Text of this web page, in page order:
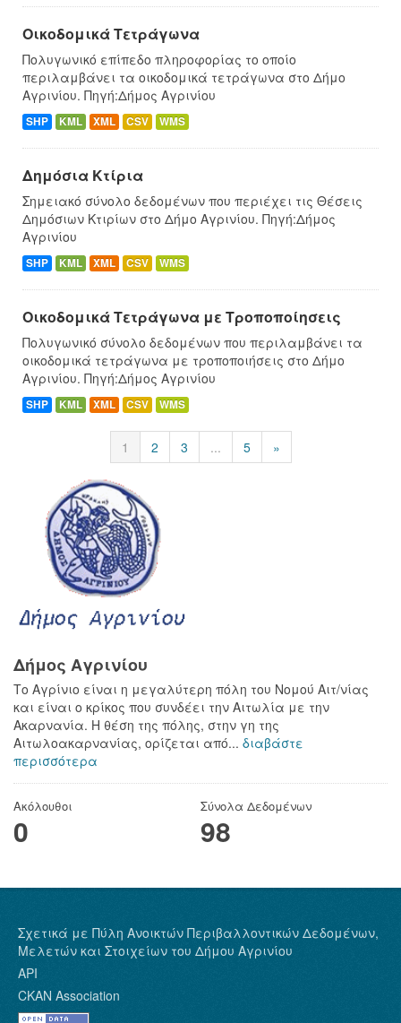
Οικοδομικά Τετράγωνα
Πολυγωνικό επίπεδο πληροφορίας το οποίο
περιλαμβάνει τα οικοδομικά τετράγωνα στο Δήμο
Αγρινίου. Πηγή:Δήμος Αγρινίου
SHP KML XML CSV WMS
Δημόσια Κτίρια
Σημειακό σύνολο δεδομένων που περιέχει τις Θέσεις
Δημόσιων Κτιρίων στο Δήμο Αγρινίου. Πηγή:Δήμος
Αγρινίου
SHP KML XML CSV WMS
Οικοδομικά Τετράγωνα με Τροποποίησεις
Πολυγωνικό σύνολο δεδομένων που περιλαμβάνει τα
οικοδομικά τετράγωνα με τροποποιήσεις στο Δήμο
Αγρινίου. Πηγή:Δήμος Αγρινίου
SHP KML XML CSV WMS
1 2 3 ... 5 »
Δήμος Αγρινίου
Το Αγρίνιο είναι η μεγαλύτερη πόλη του Νομού Αιτ/νίας
και είναι ο κρίκος που συνδέει την Αιτωλία με την
Ακαρνανία. Η θέση της πόλης, στην γη της
Αιτωλοακαρνανίας, ορίζεται από... διαβάστε
περισσότερα
Ακόλουθοι
0
Σύνολα Δεδομένων
98
Σχετικά με Πύλη Ανοικτών Περιβαλλοντικών Δεδομένων,
Μελετών και Στοιχείων του Δήμου Αγρινίου
API
CKAN Association